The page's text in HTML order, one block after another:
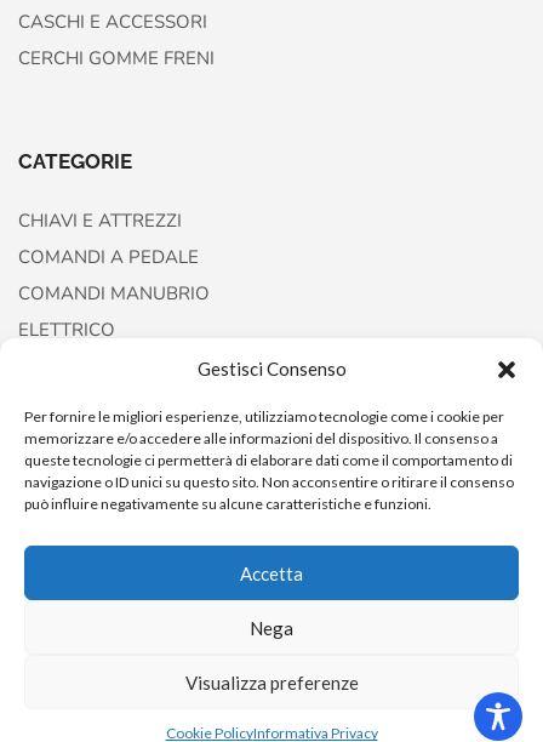
Gestisci Consenso
Per fornire le migliori esperienze, utilizziamo tecnologie come i cookie per
memorizzare e/o accedere alle informazioni del dispositivo. Il consenso a
queste tecnologie ci permetterà di elaborare dati come il comportamento di
navigazione o ID unici su questo sito. Non acconsentire o ritirare il consenso
può influire negativamente su alcune caratteristiche e funzioni.
Accetta
Nega
Visualizza preferenze
Cookie PolicyInformativa Privacy
0
CASCHI E ACCESSORI
CERCHI GOMME FRENI
CATEGORIE
CHIAVI E ATTREZZI
COMANDI A PEDALE
COMANDI MANUBRIO
ELETTRICO
FORCELLE E AMMORTIZZATORI
Copyright © 2022AccessoriCustom